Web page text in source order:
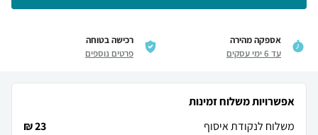
אספקה מהירה
עד 6 ימי עסקים
רכישה בטוחה
פרטים נוספים
אפשרויות משלוח זמינות
משלוח לנקודת איסוף
23 ₪